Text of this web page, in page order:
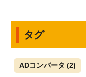
タグ
ADコンバータ (2)